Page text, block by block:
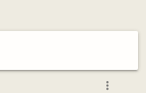
more_vert